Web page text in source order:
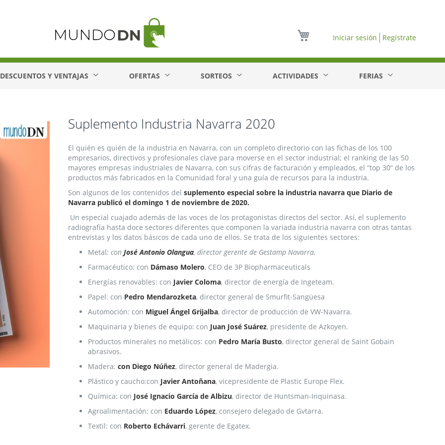
Iniciar sesión Regístrate
DESCUENTOS Y VENTAJAS OFERTAS SORTEOS ACTIVIDADES FERIAS
Suplemento Industria Navarra 2020
El quién es quién de la industria en Navarra, con un completo directorio con las fichas de los 100
empresarios, directivos y profesionales clave para moverse en el sector industrial; el ranking de las 50
mayores empresas industriales de Navarra, con sus cifras de facturación y empleados, el “top 30” de los
productos más fabricados en la Comunidad foral y una guía de recursos para la industria.
Son algunos de los contenidos delsuplemento especial sobre la industria navarra que Diario de
Navarra publicó el domingo 1 de noviembre de 2020.
Un especial cuajado además de las voces de los protagonistas directos del sector. Así, el suplemento
radiografía hasta doce sectores diferentes que componen la variada industria navarra con otras tantas
entrevistas y los datos básicos de cada uno de ellos. Se trata de los siguientes sectores:
Metal: conJosé Antonio Olangua, director gerente de Gestamp Navarra.
Farmacéutico: con Dámaso Molero, CEO de 3P Biopharmaceuticals
Energías renovables: con Javier Coloma, director de energía de Ingeteam.
Papel: con Pedro Mendarozketa, director general de Smurfit-Sangüesa
Automoción: con Miguel Ángel Grijalba, director de producción de VW-Navarra.
Maquinaria y bienes de equipo: con Juan José Suárez, presidente de Azkoyen.
Productos minerales no metálicos: con Pedro María Busto, director general de Saint Gobain
abrasivos.
Madera:con Diego Núñez, director general de Madergia.
Plástico y caucho:con Javier Antoñana, vicepresidente de Plastic Europe Flex.
Química: con José Ignacio García de Albizu, director de Huntsman-Inquinasa.
Agroalimentación: con Eduardo López, consejero delegado de Gvtarra.
Textil: con Roberto Echávarri, gerente de Egatex.